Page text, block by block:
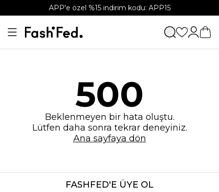
APP'e özel %15 indirim kodu: APP15
500
Beklenmeyen bir hata oluştu.
Lütfen daha sonra tekrar deneyiniz.
Ana sayfaya dön
FASHFED'E ÜYE OL